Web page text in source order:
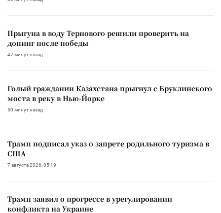
Прыгуна в воду Тернового решили проверить на
допинг после победы
47 минут назад
Голый гражданин Казахстана прыгнул с Бруклинского
моста в реку в Нью-Йорке
50 минут назад
Трамп подписал указ о запрете родильного туризма в
США
7 августа 2026, 05:19
Трамп заявил о прогрессе в урегулировании
конфликта на Украине